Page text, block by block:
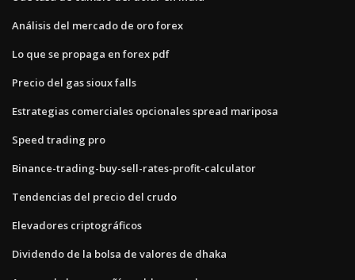
Análisis del mercado de oro forex
Lo que se propaga en forex pdf
Precio del gas sioux falls
Estrategias comerciales opcionales spread mariposa
Speed trading pro
Binance-trading-buy-sell-rates-profit-calculator
Tendencias del precio del crudo
Elevadores criptográficos
Dividendo de la bolsa de valores de dhaka